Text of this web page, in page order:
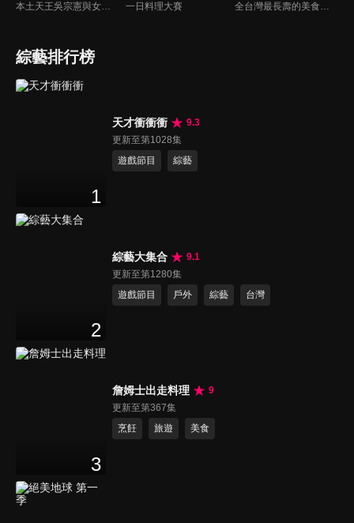
本土天王吳宗憲與女兒吳姍儒（Sandy）搭檔主持，每集邀請來賓暢談演藝圈大小事，父女檔聯手笑果十足，老梗搭上新世代，最新組合強勢登場！ 一日料理大賽 全台灣最長壽的美食節目《美鳯有約》魅力百分百！長達15年的播出時間，總是陪伴著許多婆婆媽媽們渡過一個輕鬆愉快的時光，精采內容您絕對不可錯過喔！
綜藝排行榜
1
天才衝衝衝
9.3
更新至第1028集
遊戲節目
綜藝
2
綜藝大集合
9.1
更新至第1280集
遊戲節目
戶外 綜藝 台灣
3
詹姆士出走料理
9
更新至第367集
烹飪
旅遊 美食